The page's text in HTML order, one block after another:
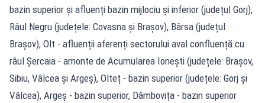
bazin superior și afluenți bazin mijlociu și inferior (județul Gorj),
Râul Negru (județele: Covasna și Brașov), Bârsa (județul
Brașov), Olt - afluenții aferenți sectorului aval confluență cu
râul Șercaia - amonte de Acumularea Ionești (județele: Brașov,
Sibiu, Vâlcea și Argeș), Olteț - bazin superior (județele: Gorj și
Vâlcea), Argeș - bazin superior, Dâmbovița - bazin superior